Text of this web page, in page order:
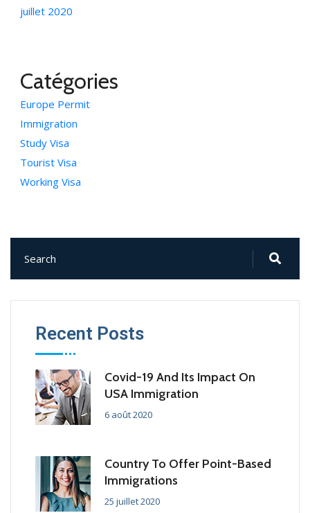
juillet 2020
Catégories
Europe Permit
Immigration
Study Visa
Tourist Visa
Working Visa
Recent Posts
Covid-19 And Its Impact On
USA Immigration
6 août 2020
Country To Offer Point-Based
Immigrations
25 juillet 2020